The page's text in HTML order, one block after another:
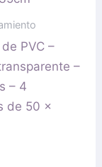
PVC –
–
– 4
de 50 x